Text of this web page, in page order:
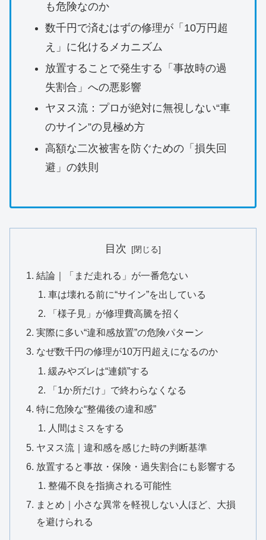
も危険なのか
数千円で済むはずの修理が「10万円超
え」に化けるメカニズム
放置することで発生する「事故時の過
失割合」への悪影響
ヤヌス流：プロが絶対に無視しない“車
のサイン”の見極め方
高額な二次被害を防ぐための「損失回
避」の鉄則
目次
結論｜「まだ走れる」が一番危ない
車は壊れる前に“サイン”を出している
「様子見」が修理費高騰を招く
実際に多い“違和感放置”の危険パターン
なぜ数千円の修理が10万円超えになるのか
緩みやズレは“連鎖”する
「1か所だけ」で終わらなくなる
特に危険な“整備後の違和感”
人間はミスをする
ヤヌス流｜違和感を感じた時の判断基準
放置すると事故・保険・過失割合にも影響する
整備不良を指摘される可能性
まとめ｜小さな異常を軽視しない人ほど、大損
を避けられる